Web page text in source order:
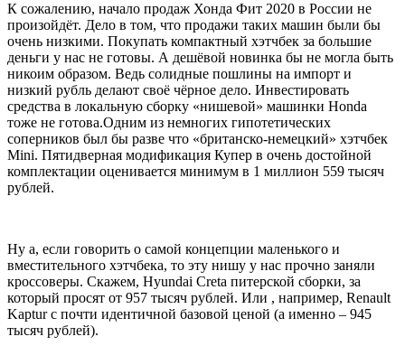
К сожалению, начало продаж Хонда Фит 2020 в России не
произойдёт. Дело в том, что продажи таких машин были бы
очень низкими. Покупать компактный хэтчбек за большие
деньги у нас не готовы. А дешёвой новинка бы не могла быть
никоим образом. Ведь солидные пошлины на импорт и
низкий рубль делают своё чёрное дело. Инвестировать
средства в локальную сборку «нишевой» машинки Honda
тоже не готова.Одним из немногих гипотетических
соперников был бы разве что «британско-немецкий» хэтчбек
Mini. Пятидверная модификация Купер в очень достойной
комплектации оценивается минимум в 1 миллион 559 тысяч
рублей.
Ну а, если говорить о самой концепции маленького и
вместительного хэтчбека, то эту нишу у нас прочно заняли
кроссоверы. Скажем, Hyundai Creta питерской сборки, за
который просят от 957 тысяч рублей. Или , например, Renault
Kaptur с почти идентичной базовой ценой (а именно – 945
тысяч рублей).